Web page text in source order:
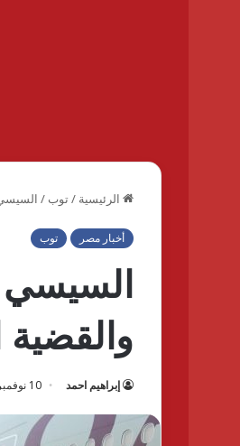
الرئيسية /توب / السيسي
أخبار مصر توب
السيسي
والقضية
إبراهيم احمد 10 نوفمبر, 2023 3:12 م